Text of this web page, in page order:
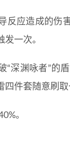
反应造成的伤
一次。
“深渊咏者”的
件套随意刷取
。